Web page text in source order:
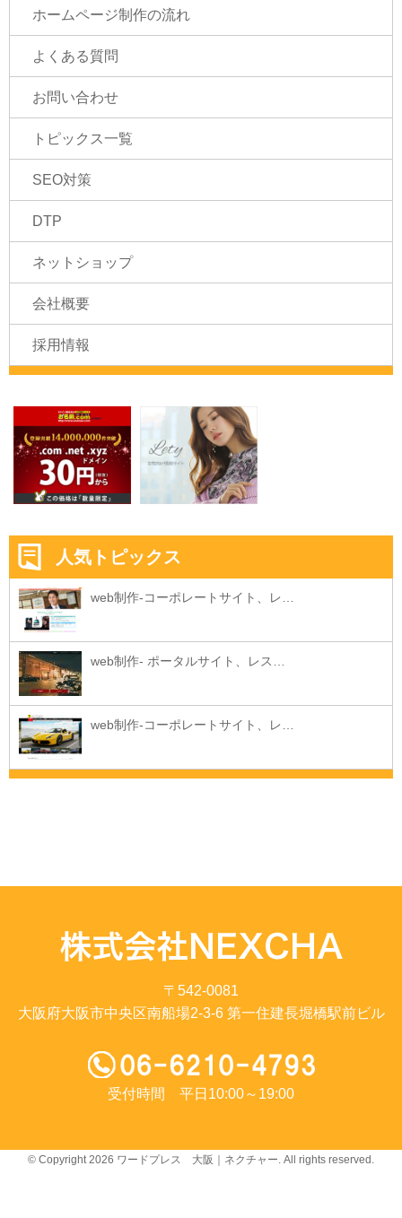
ホームページ制作の流れ
よくある質問
お問い合わせ
トピックス一覧
SEO対策
DTP
ネットショップ
会社概要
採用情報
人気トピックス
web制作-コーポレートサイト、レ…
web制作- ポータルサイト、レス…
web制作-コーポレートサイト、レ…
〒542-0081
大阪府大阪市中央区南船場2-3-6 第一住建長堀橋駅前ビル
受付時間 平日10:00～19:00
© Copyright 2026 ワードプレス 大阪｜ネクチャー. All rights reserved.